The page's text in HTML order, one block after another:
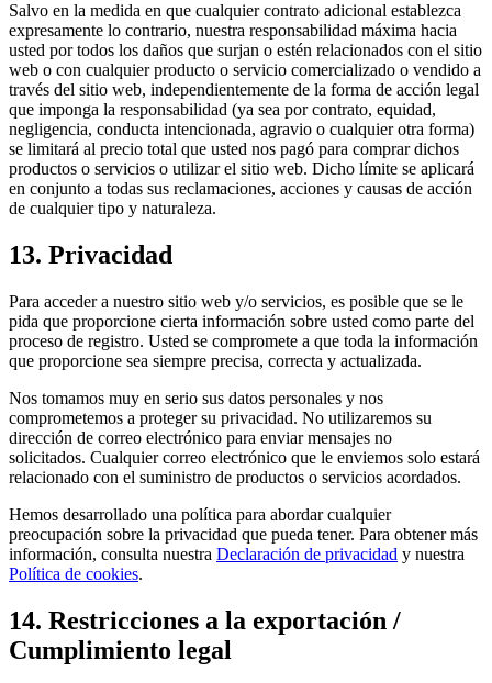
Salvo en la medida en que cualquier contrato adicional establezca
expresamente lo contrario, nuestra responsabilidad máxima hacia
usted por todos los daños que surjan o estén relacionados con el sitio
web o con cualquier producto o servicio comercializado o vendido a
través del sitio web, independientemente de la forma de acción legal
que imponga la responsabilidad (ya sea por contrato, equidad,
negligencia, conducta intencionada, agravio o cualquier otra forma)
se limitará al precio total que usted nos pagó para comprar dichos
productos o servicios o utilizar el sitio web. Dicho límite se aplicará
en conjunto a todas sus reclamaciones, acciones y causas de acción
de cualquier tipo y naturaleza.
13. Privacidad
Para acceder a nuestro sitio web y/o servicios, es posible que se le
pida que proporcione cierta información sobre usted como parte del
proceso de registro. Usted se compromete a que toda la información
que proporcione sea siempre precisa, correcta y actualizada.
Nos tomamos muy en serio sus datos personales y nos
comprometemos a proteger su privacidad. No utilizaremos su
dirección de correo electrónico para enviar mensajes no
solicitados. Cualquier correo electrónico que le enviemos solo estará
relacionado con el suministro de productos o servicios acordados.
Hemos desarrollado una política para abordar cualquier
preocupación sobre la privacidad que pueda tener. Para obtener más
información, consulta nuestra Declaración de privacidad y nuestra
Política de cookies.
14. Restricciones a la exportación /
Cumplimiento legal